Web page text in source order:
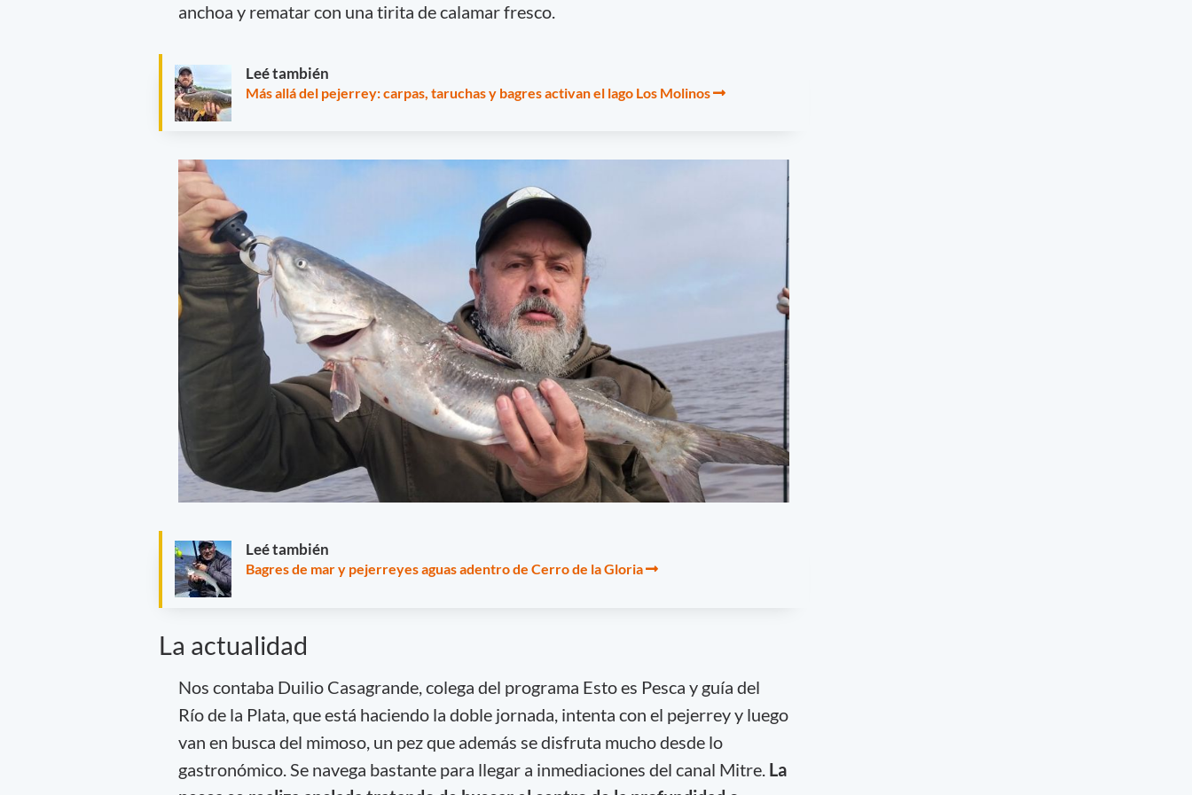
anchoa y rematar con una tirita de calamar fresco.
Leé también
Más allá del pejerrey: carpas, taruchas y bagres activan el lago Los Molinos
Leé también
Bagres de mar y pejerreyes aguas adentro de Cerro de la Gloria
La actualidad
Nos contaba Duilio Casagrande, colega del programa Esto es Pesca y guía del
Río de la Plata, que está haciendo la doble jornada, intenta con el pejerrey y luego
van en busca del mimoso, un pez que además se disfruta mucho desde lo
gastronómico. Se navega bastante para llegar a inmediaciones del canal Mitre. La